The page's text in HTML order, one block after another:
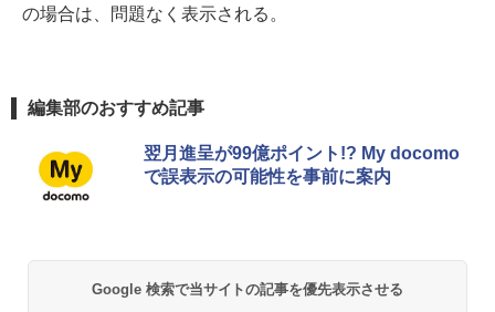
の場合は、問題なく表示される。
編集部のおすすめ記事
翌月進呈が99億ポイント!? My docomo
で誤表示の可能性を事前に案内
Google 検索で当サイトの記事を優先表示させる